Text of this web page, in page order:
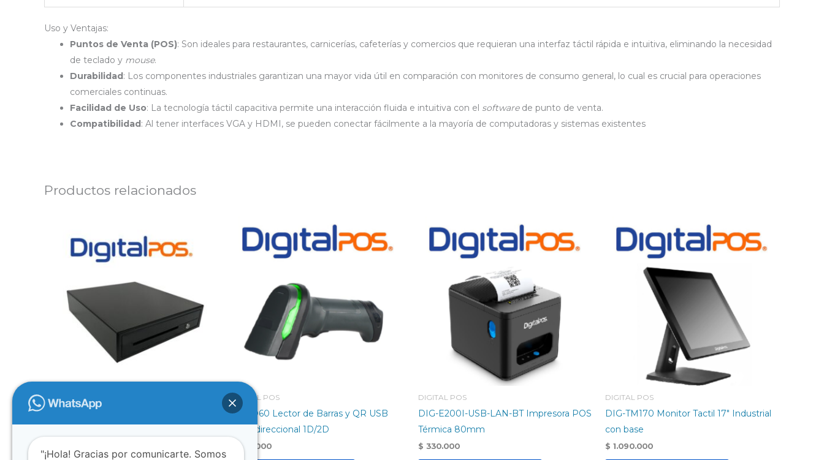
Uso y Ventajas:
Puntos de Venta (POS): Son ideales para restaurantes, carnicerías, cafeterías y comercios que requieran una interfaz táctil rápida e intuitiva, eliminando la necesidad
de teclado y mouse.
Durabilidad : Los componentes industriales garantizan una mayor vida útil en comparación con monitores de consumo general, lo cual es crucial para operaciones
comerciales continuas.
Facilidad de Uso: La tecnología táctil capacitiva permite una interacción fluida e intuitiva con el softwarede punto de venta.
Compatibilidad : Al tener interfaces VGA y HDMI, se pueden conectar fácilmente a la mayoría de computadoras y sistemas existentes
Productos relacionados
DIGITAL POS DIGITAL POS
DIG-D60 Lector de Barras y QR USB
Omnidireccional 1D/2D
176.000
DIGITAL POS
DIG-E200I-USB-LAN-BT Impresora POS
Térmica 80mm
$ 330.000
DIGITAL POS
DIG-TM170 Monitor Tactil 17″ Industrial
con base
$ 1.090.000
"¡Hola! Gracias por comunicarte. Somos